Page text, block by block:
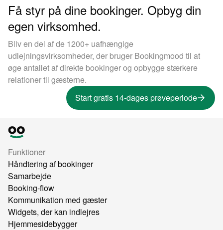
Få styr på dine bookinger. Opbyg din
egen virksomhed.
Bliv en del af de 1200+ uafhængige
udlejningsvirksomheder, der bruger Bookingmood til at
øge antallet af direkte bookinger og opbygge stærkere
relationer til gæsterne.
Start gratis 14-dages prøveperiode
Funktioner
Håndtering af bookinger
Samarbejde
Booking-flow
Kommunikation med gæster
Widgets, der kan indlejres
Hjemmesidebygger